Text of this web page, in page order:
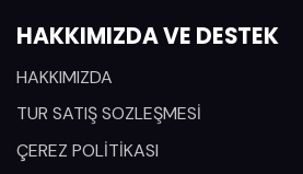
HAKKIMIZDA VE DESTEK
HAKKIMIZDA
TUR SATIŞ SOZLEŞMESİ
ÇEREZ POLİTİKASI